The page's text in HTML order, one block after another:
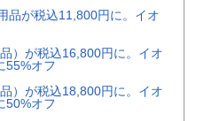
品が税込11,800円に。イオ
）が税込16,800円に。イオ
55%オフ
）が税込18,800円に。イオ
50%オフ